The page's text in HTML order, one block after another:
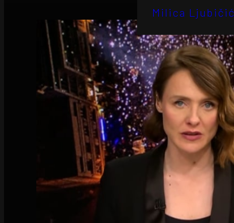
Milica Ljubičić